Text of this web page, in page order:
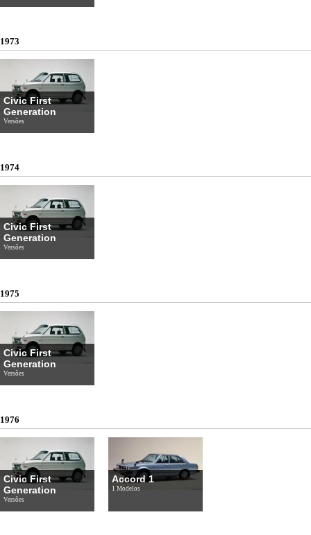
1973
Civic First
Generation
Versões
1974
Civic First
Generation
Versões
1975
Civic First
Generation
Versões
1976
Civic First
Generation
Versões
Accord 1
1 Modelos